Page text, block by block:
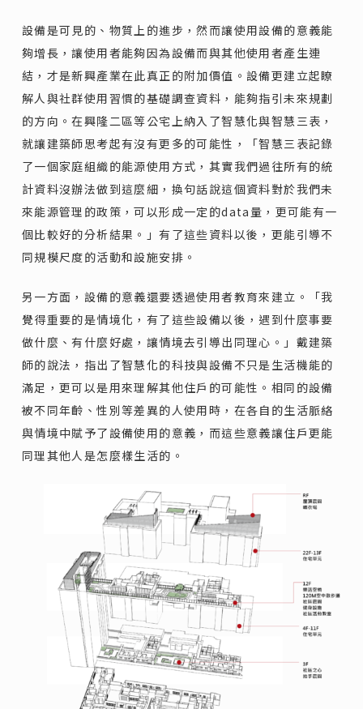
設備是可見的、物質上的進步，然而讓使用設備的意義能
夠增長，讓使用者能夠因為設備而與其他使用者產生連
結，才是新興產業在此真正的附加價值。設備更建立起瞭
解人與社群使用習慣的基礎調查資料，能夠指引未來規劃
的方向。在興隆二區等公宅上納入了智慧化與智慧三表，
就讓建築師思考起有沒有更多的可能性，「智慧三表記錄
了一個家庭組織的能源使用方式，其實我們過往所有的統
計資料沒辦法做到這麼細，換句話說這個資料對於我們未
來能源管理的政策，可以形成一定的data量，更可能有一
個比較好的分析結果。」有了這些資料以後，更能引導不
同規模尺度的活動和設施安排。
另一方面，設備的意義還要透過使用者教育來建立。「我
覺得重要的是情境化，有了這些設備以後，遇到什麼事要
做什麼、有什麼好處，讓情境去引導出同理心。」戴建築
師的說法，指出了智慧化的科技與設備不只是生活機能的
滿足，更可以是用來理解其他住戶的可能性。相同的設備
被不同年齡、性別等差異的人使用時，在各自的生活脈絡
與情境中賦予了設備使用的意義，而這些意義讓住戶更能
同理其他人是怎麼樣生活的。